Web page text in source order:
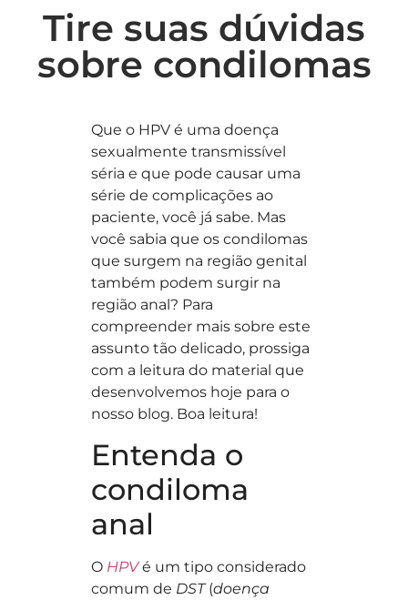
Tire suas dúvidas
sobre condilomas
Que o HPV é uma doença
sexualmente transmissível
séria e que pode causar uma
série de complicações ao
paciente, você já sabe. Mas
você sabia que os condilomas
que surgem na região genital
também podem surgir na
região anal? Para
compreender mais sobre este
assunto tão delicado, prossiga
com a leitura do material que
desenvolvemos hoje para o
nosso blog. Boa leitura!
Entenda o
condiloma
anal
O HPVé um tipo considerado
comum de DST(doença